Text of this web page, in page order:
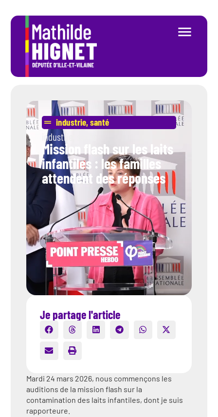
industrie,santé
industrie
Mission flash sur les laits
infantiles : les familles
attendent des réponses
Je partage l'article
Mardi 24 mars 2026, nous commençons les
auditions de la mission flash sur la
contamination des laits infantiles, dont je suis
rapporteure.